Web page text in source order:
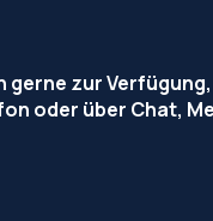
gerne zur
oder über Chat,